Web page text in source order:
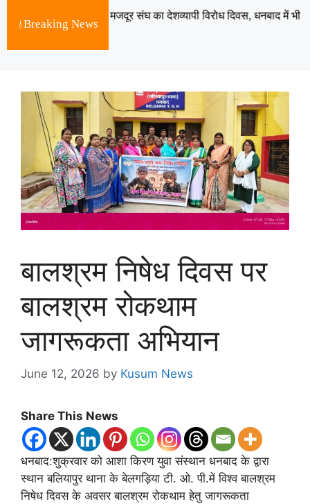
Breaking News
17 अगस्त को भारतीय मजदूर संघ का देशव्यापी विरोध दिवस, धनबाद में भी होगा
August 8, 2026
बालश्रम निषेध दिवस पर
बालश्रम रोकथाम
जागरूकता अभियान
June 12, 2026 by Kusum News
Share This News
धनबाद:शुक्रवार को आशा किरण युवा संस्थान धनबाद के द्वारा
स्थान बलियापुर थाना के बेलगड़िया टी. ओ. पी.में विश्व बालश्रम
निषेध दिवस के अवसर बालश्रम रोकथाम हेतु जागरूकता